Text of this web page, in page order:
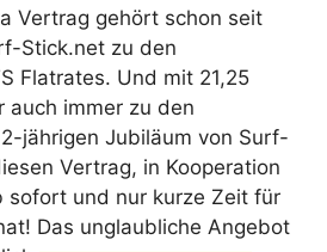
Vertrag gehört schon seit
Stick.net zu den
Flatrates. Und mit 21,25
auch immer zu den
jährigen Jubiläum von Surf-
Vertrag, in Kooperation
sofort und nur kurze Zeit für
Das unglaubliche Angebot